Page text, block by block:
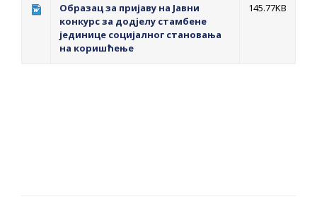
Образац за пријаву на Јавни
конкурс за додјелу стамбене
јединице социјалног становања
на коришћење
145.77KB